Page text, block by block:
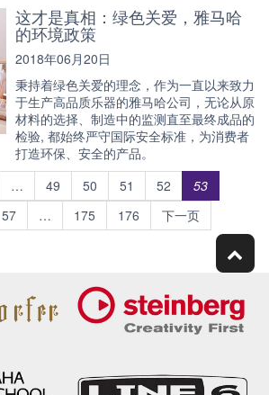
这才是真相：绿色关爱，雅马哈
的环境政策
2018年06月20日
秉持着绿色关爱的理念，作为一直以来致力
于生产高品质乐器的雅马哈公司，无论从原
材料的选择、制造中的监测直至最终成品的
检验, 都始终严守国际安全标准，为消费者
打造环保、安全的产品。
… 49 50 51 52
53
57 … 175 176 下一页